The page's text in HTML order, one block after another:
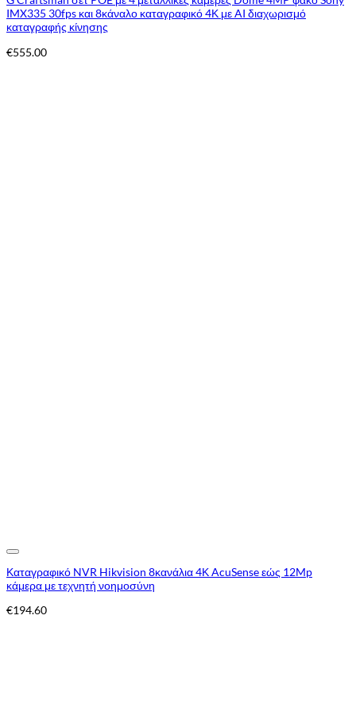
IMX335 30fps και 8κάναλο καταγραφικό 4Κ με AI διαχωρισμό
καταγραφής κίνησης
€555.00
Καταγραφικό NVR Hikvision 8κανάλια 4Κ AcuSense εώς 12Mp
κάμερα με τεχνητή νοημοσύνη
€194.60